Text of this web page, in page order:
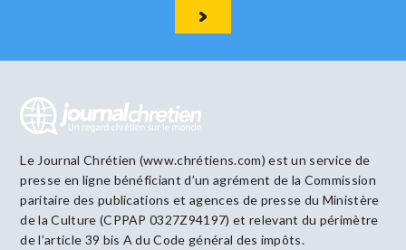
Le Journal Chrétien (www.chrétiens.com) est un service de
presse en ligne bénéficiant d’un agrément de la Commission
paritaire des publications et agences de presse du Ministère
de la Culture (CPPAP 0327Z94197) et relevant du périmètre
de l’article 39 bis A du Code général des impôts.